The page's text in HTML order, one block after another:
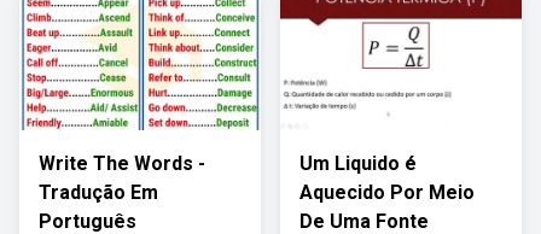
Write The Words -
Tradução Em
Português
Um Liquido é
Aquecido Por Meio
De Uma Fonte